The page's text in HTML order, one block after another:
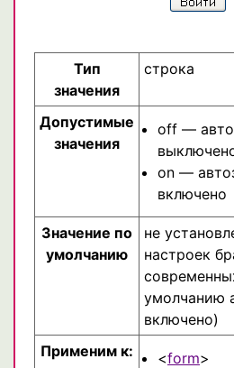
Тип
значения
строка
Допустимые
значения
off —
on —
включено
Значение по
умолчанию
не
настроек
умолчанию
включено)
Применим к:
<form>